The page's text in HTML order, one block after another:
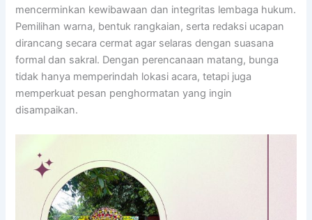
mencerminkan kewibawaan dan integritas lembaga hukum.
Pemilihan warna, bentuk rangkaian, serta redaksi ucapan
dirancang secara cermat agar selaras dengan suasana
formal dan sakral. Dengan perencanaan matang, bunga
tidak hanya memperindah lokasi acara, tetapi juga
memperkuat pesan penghormatan yang ingin
disampaikan.